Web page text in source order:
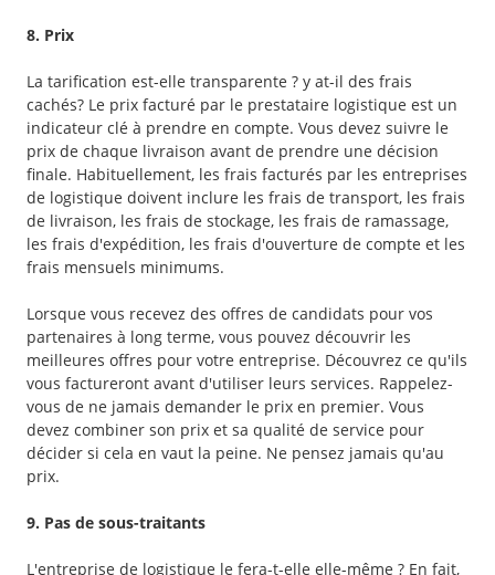
8. Prix
La tarification est-elle transparente ? y at-il des frais
cachés? Le prix facturé par le prestataire logistique est un
indicateur clé à prendre en compte. Vous devez suivre le
prix de chaque livraison avant de prendre une décision
finale. Habituellement, les frais facturés par les entreprises
de logistique doivent inclure les frais de transport, les frais
de livraison, les frais de stockage, les frais de ramassage,
les frais d'expédition, les frais d'ouverture de compte et les
frais mensuels minimums.
Lorsque vous recevez des offres de candidats pour vos
partenaires à long terme, vous pouvez découvrir les
meilleures offres pour votre entreprise. Découvrez ce qu'ils
vous factureront avant d'utiliser leurs services. Rappelez-
vous de ne jamais demander le prix en premier. Vous
devez combiner son prix et sa qualité de service pour
décider si cela en vaut la peine. Ne pensez jamais qu'au
prix.
9. Pas de sous-traitants
L'entreprise de logistique le fera-t-elle elle-même ? En fait,